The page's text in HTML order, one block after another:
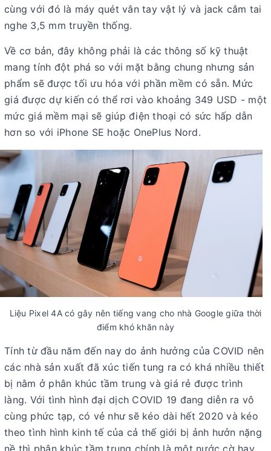
cùng với đó là máy quét vân tay vật lý và jack cắm tai
nghe 3,5 mm truyền thống.
Về cơ bản, đây không phải là các thông số kỹ thuật
mang tính đột phá so với mặt bằng chung nhưng sản
phẩm sẽ được tối ưu hóa với phần mềm có sẵn. Mức
giá được dự kiến có thể rơi vào khoảng 349 USD - một
mức giá mềm mại sẽ giúp điện thoại có sức hấp dẫn
hơn so với iPhone SE hoặc OnePlus Nord.
Liệu Pixel 4A có gây nên tiếng vang cho nhà Google giữa thời
điểm khó khăn này
Tính từ đầu năm đến nay do ảnh hưởng của COVID nên
các nhà sản xuất đã xúc tiến tung ra có khá nhiều thiết
bị nằm ở phân khúc tầm trung và giá rẻ được trình
làng. Với tình hình đại dịch COVID 19 đang diễn ra vô
cùng phức tạp, có vẻ như sẽ kéo dài hết 2020 và kéo
theo tình hình kinh tế của cả thế giới bị ảnh hưởn nặng
nề thì phân khúc tầm trung chính là một nước cờ hay